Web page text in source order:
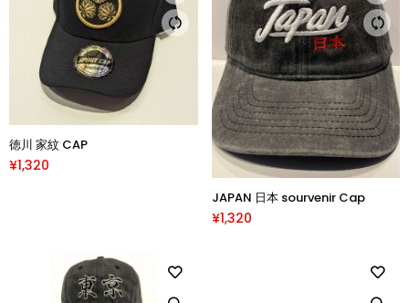
徳川 家紋 CAP
¥1,320
JAPAN 日本 sourvenir Cap
¥1,320